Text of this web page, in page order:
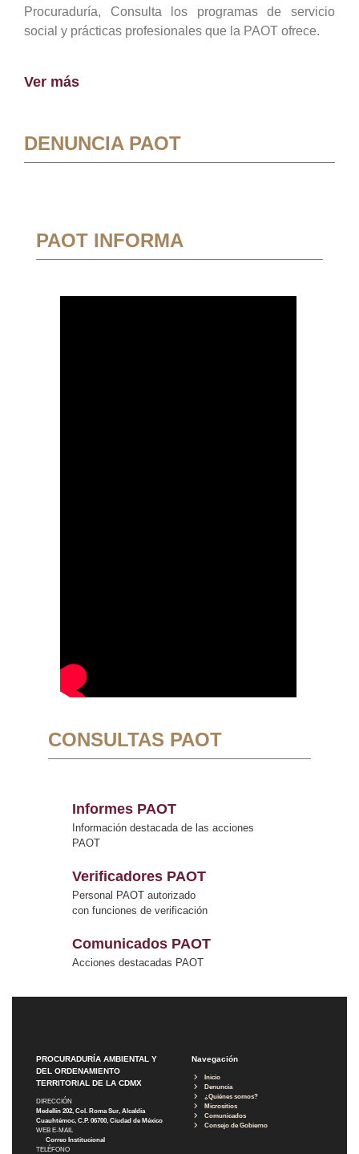
Procuraduría, Consulta los programas de servicio
social y prácticas profesionales que la PAOT ofrece.
Ver más
DENUNCIA PAOT
PAOT INFORMA
CONSULTAS PAOT
Informes PAOT
Información destacada de las acciones
PAOT
Verificadores PAOT
Personal PAOT autorizado
con funciones de verificación
Comunicados PAOT
Acciones destacadas PAOT
PROCURADURÍA AMBIENTAL Y
DEL ORDENAMIENTO
TERRITORIAL DE LA CDMX
DIRECCIÓN
Medellín 202, Col. Roma Sur, Alcaldía
Cuauhtémoc, C.P. 06700, Ciudad de México
WEB E-MAIL
Correo Institucional
TELÉFONO
Navegación
Inicio
Denuncia
¿Quiénes somos?
Micrositios
Comunicados
Consejo de Gobierno